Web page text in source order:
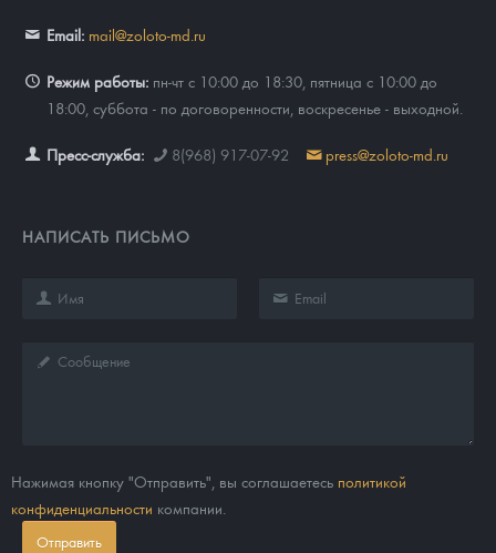
Email: mail@zoloto-md.ru
Режим работы: пн-чт с 10:00 до 18:30, пятница с 10:00 до
18:00, суббота - по договоренности, воскресенье - выходной.
Пресс-служба: 8(968) 917-07-92 press@zoloto-md.ru
НАПИСАТЬ ПИСЬМО
Нажимая кнопку "Отправить", вы соглашаетесь политикой
конфиденциальности компании.
Отправить